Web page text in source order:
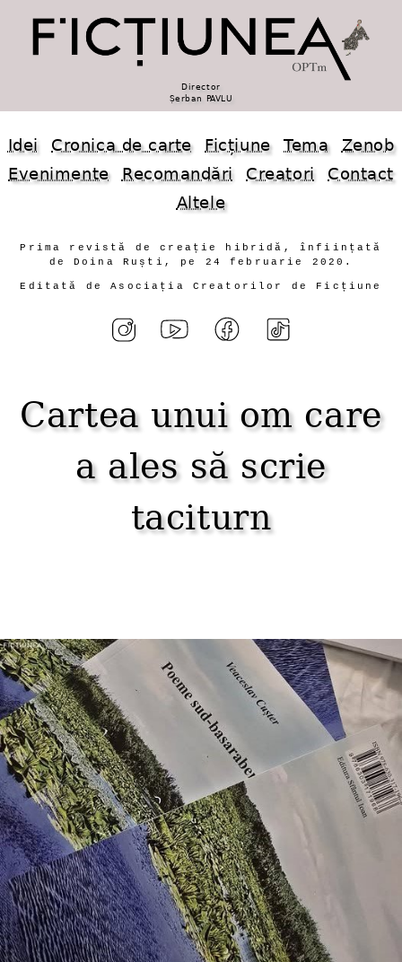
Director
Șerban PAVLU
Idei Cronica de carte Ficțiune Tema
Zenob
Evenimente
Recomandări Creatori
Contact
Altele
Prima revistă de creație hibridă, înființată
de Doina Ruști, pe 24 februarie 2020.
Editată de Asociația Creatorilor de Ficțiune
Cartea unui om care
a ales să scrie
taciturn